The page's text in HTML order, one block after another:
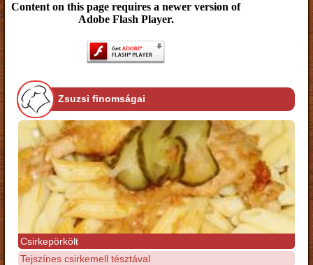
Content on this page requires a newer version of
Adobe Flash Player.
Zsuzsi finomságai
Csirkepörkölt
Tejszínes csirkemell tésztával